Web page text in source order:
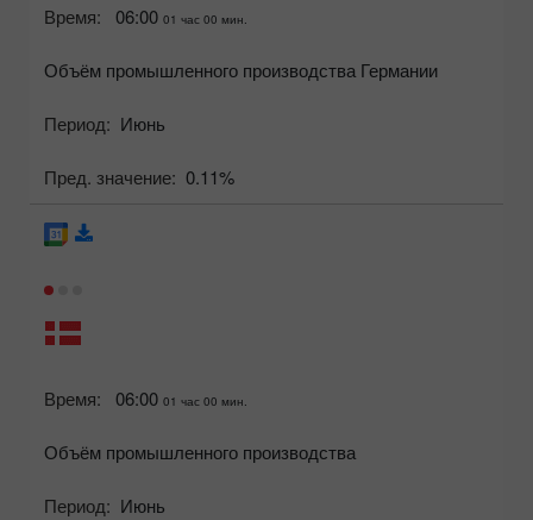
Время: 06:00 01 час 00 мин.
Объём промышленного производства Германии
Период: Июнь
Пред. значение: 0.11%
Время: 06:00 01 час 00 мин.
Объём промышленного производства
Период: Июнь